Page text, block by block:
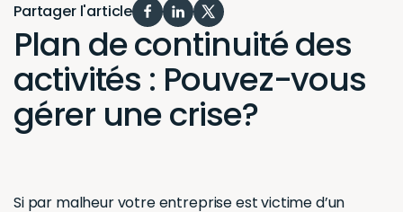
Partager l'article
Plan de continuité des
activités : Pouvez-vous
gérer une crise?
Si par malheur votre entreprise est victime d’un